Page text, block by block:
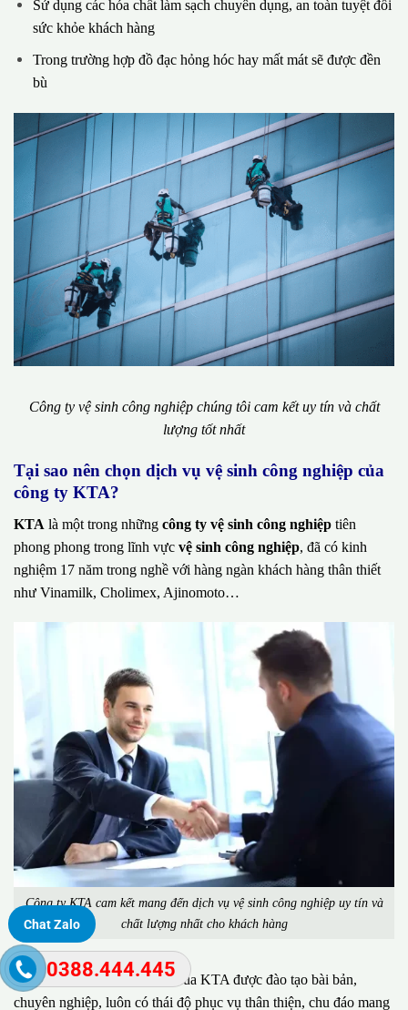
Sử dụng các hóa chất làm sạch chuyên dụng, an toàn tuyệt đối
sức khỏe khách hàng
Trong trường hợp đồ đạc hỏng hóc hay mất mát sẽ được đền
bù
Công ty vệ sinh công nghiệp chúng tôi cam kết uy tín và chất
lượng tốt nhất
Tại sao nên chọn dịch vụ vệ sinh công nghiệp của
công ty KTA?
KTA là một trong những công ty vệ sinh công nghiệp tiên
phong phong trong lĩnh vực vệ sinh công nghiệp, đã có kinh
nghiệm 17 năm trong nghề với hàng ngàn khách hàng thân thiết
như Vinamilk, Cholimex, Ajinomoto…
Công ty KTA cam kết mang đến dịch vụ vệ sinh công nghiệp uy tín và
chất lượng nhất cho khách hàng
Đặc biệt, đội ngũ nhân viên của KTA được đào tạo bài bản,
chuyên nghiệp, luôn có thái độ phục vụ thân thiện, chu đáo mang
Chat Zalo
0388.444.445